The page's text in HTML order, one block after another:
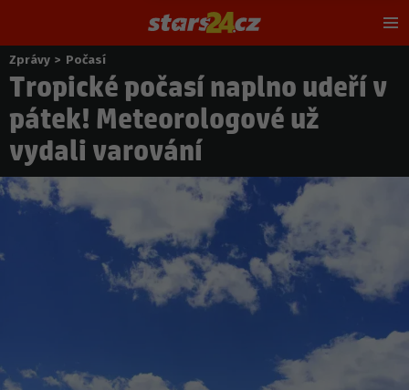
Nacházíte
se
zde:
Zprávy > Počasí
Tropické počasí naplno udeří v
pátek! Meteorologové už
vydali varování